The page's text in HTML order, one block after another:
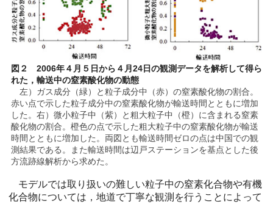
図２ 2006年４月５日から４月24日の観測データを解析して得ら
れた，輸送中の窒素酸化物の動態
左）ガス成分（緑）と粒子成分中（赤）の窒素酸化物の割合。
赤い点で示した粒子成分中の窒素酸化物が輸送時間とともに増加
した。右）微小粒子中（紫）と粗大粒子中（橙）に含まれる窒素
酸化物の割合。橙色の点で示した粗大粒子中の窒素酸化物が輸送
時間とともに増加した。両図とも輸送時間ゼロの点は中国での観
測結果である。また輸送時間は辺戸ステーションを基点とした後
方流跡線解析から求めた。
モデルでは取り扱いの難しい粒子中の窒素化合物や有機
化合物については，地道で丁寧な観測を行うことによって